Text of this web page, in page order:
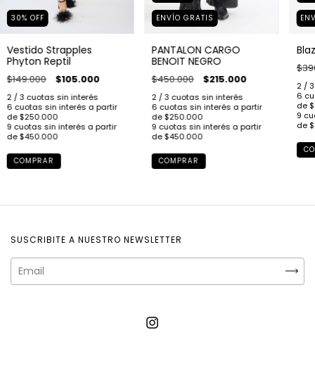
30% OFF
Vestido Strapples
Phyton Reptil
$149.000 $105.000
COMPRAR
ENVÍO GRATIS
PANTALON CARGO
BENOIT NEGRO
$450.000 $215.000
COMPRAR
SUSCRIBITE A NUESTRO NEWSLETTER